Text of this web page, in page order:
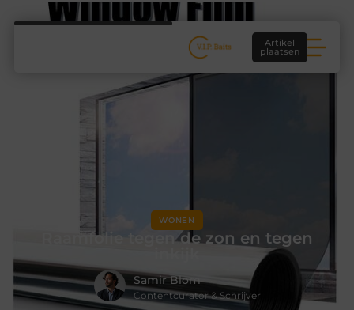
Artikel
plaatsen
WONEN
Raamfolie tegen de zon en tegen
Samir Blom
Contentcurator & Schrijver